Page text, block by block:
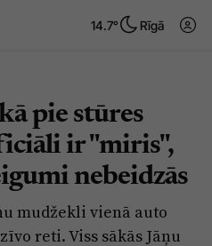
14.7° Rīgā
Pieslēgties
Tēmas
Viedokļi
pie stūres
ir "miris",
nebeidzās
mudžekli vienā auto
reti. Viss sākās Jāņu